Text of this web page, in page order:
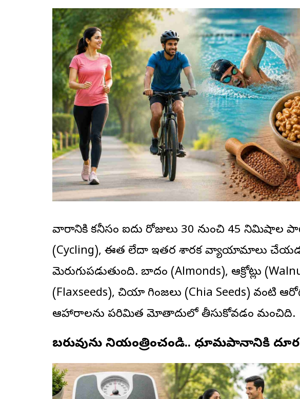
వారానికి కనీసం ఐదు రోజులు 30 నుంచి 45 నిమిషాల
(Cycling), ఈత లేదా ఇతర శారీరక వ్యాయామాలు చేయడం
మెరుగుపడుతుంది. బాదం (Almonds), ఆక్రోట్లు
(Flaxseeds), చియా గింజలు (Chia Seeds) వంటి
ఆహారాలను పరిమిత మోతాదులో తీసుకోవడం మంచిది.
బరువును నియంత్రించండి.. ధూమపానానికి